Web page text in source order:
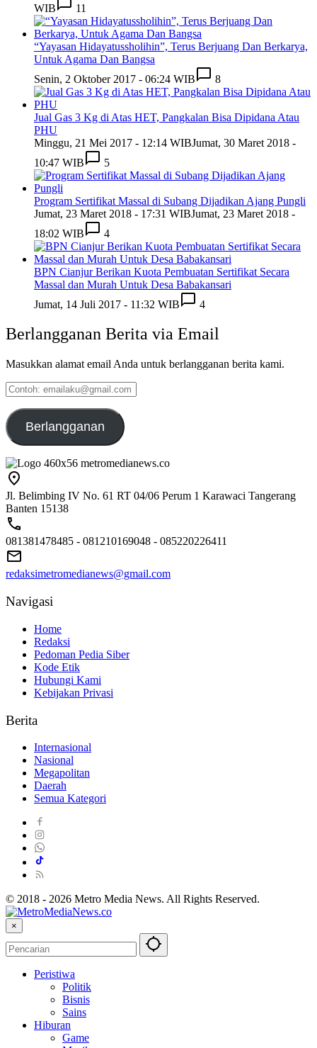
WIB
11
“Yayasan Hidayatussholihin”, Terus Berjuang Dan Berkarya,
Untuk Agama Dan Bangsa
Senin, 2 Oktober 2017 - 06:24 WIB
8
Jual Gas 3 Kg di Atas HET, Pangkalan Bisa Dipidana Atau
PHU
Minggu, 21 Mei 2017 - 12:14 WIBJumat, 30 Maret 2018 -
10:47 WIB
5
Program Sertifikat Massal di Subang Dijadikan Ajang Pungli
Jumat, 23 Maret 2018 - 17:31 WIBJumat, 23 Maret 2018 -
18:02 WIB
4
BPN Cianjur Berikan Kuota Pembuatan Sertifikat Secara
Massal dan Murah Untuk Desa Babakansari
Jumat, 14 Juli 2017 - 11:32 WIB
4
Berlangganan Berita via Email
Masukkan alamat email Anda untuk berlangganan berita kami.
Contoh:
emailaku@gmail.com
Berlangganan
Jl. Belimbing IV No. 61 RT 04/06 Perum 1 Karawaci Tangerang
Banten 15138
081381478485 - 081210169048 - 085220226411
redaksimetromedianews@gmail.com
Navigasi
Home
Redaksi
Pedoman Pedia Siber
Kode Etik
Hubungi Kami
Kebijakan Privasi
Berita
Internasional
Nasional
Megapolitan
Daerah
Semua Kategori
© 2018 - 2026 Metro Media News. All Rights Reserved.
×
Peristiwa
Politik
Bisnis
Sains
Hiburan
Game